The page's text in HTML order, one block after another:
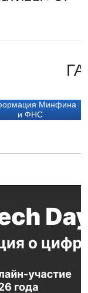
Минфина
и ФНС